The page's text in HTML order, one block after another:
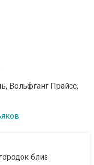
Вольфганг Прайсс,
близ